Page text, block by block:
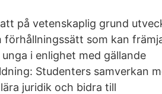
på vetenskaplig grund
som kan
i enlighet med gällande
Studenters samverkan
juridik och bidra till